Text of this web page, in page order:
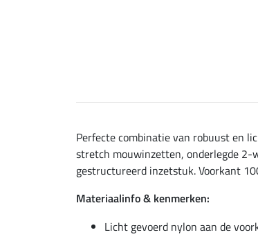
Perfecte combinatie van robuust en
stretch mouwinzetten, onderlegde 2-
gestructureerd inzetstuk. Voorkant
Materiaalinfo & kenmerken:
Licht gevoerd nylon aan de